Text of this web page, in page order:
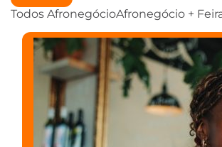
Todos AfronegócioAfronegócio +